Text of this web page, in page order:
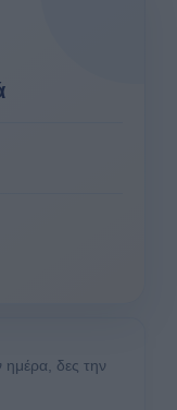
ημέρα, δες την